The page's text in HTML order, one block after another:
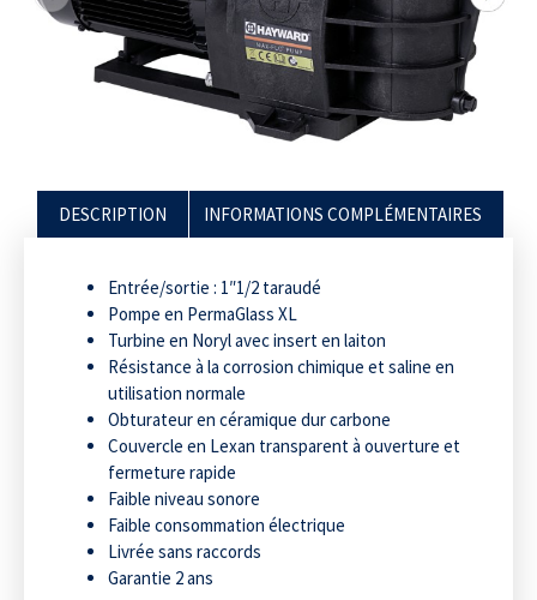
DESCRIPTION INFORMATIONS COMPLÉMENTAIRES
Entrée/sortie : 1″1/2 taraudé
Pompe en PermaGlass XL
Turbine en Noryl avec insert en laiton
Résistance à la corrosion chimique et saline en
utilisation normale
Obturateur en céramique dur carbone
Couvercle en Lexan transparent à ouverture et
fermeture rapide
Faible niveau sonore
Faible consommation électrique
Livrée sans raccords
Garantie 2 ans